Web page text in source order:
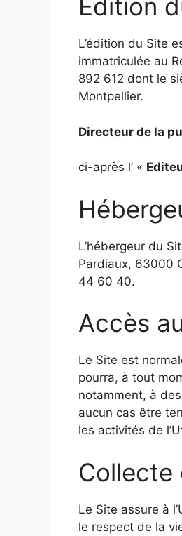
Edition
L’édition du Site
immatriculée au
892 612 dont le
Montpellier.
Directeur de la
ci-après l’ «
L’hébergeur du
Pardiaux, 63000
44 60 40.
Accès
Le Site est
pourra, à tout
notamment, à
aucun cas être
les activités de
Collecte
Le Site assure à
le respect de la